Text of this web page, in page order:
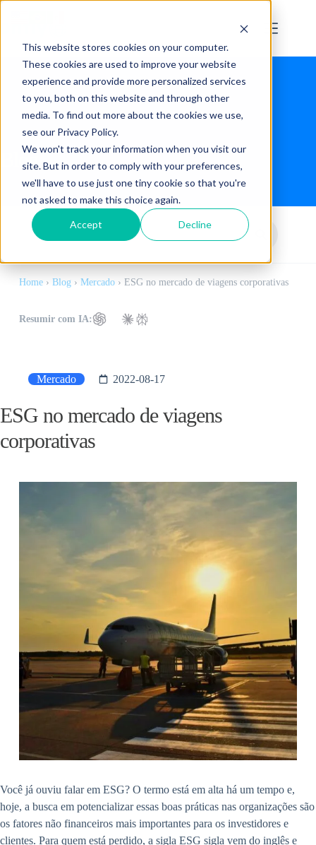
This website stores cookies on your computer.
These cookies are used to improve your website
experience and provide more personalized services
to you, both on this website and through other
media. To find out more about the cookies we use,
see our Privacy Policy.
We won't track your information when you visit our
site. But in order to comply with your preferences,
we'll have to use just one tiny cookie so that you're
not asked to make this choice again.
Accept Decline
Blog
Home› Blog› Mercado› ESG no mercado de viagens corporativas
Resumir com IA:
Mercado 2022-08-17
ESG no mercado de viagens
corporativas
Você já ouviu falar em ESG? O termo está em alta há um tempo e,
hoje, a busca em potencializar essas boas práticas nas organizações são
os fatores não financeiros mais importantes para os investidores e
clientes. Para quem está perdido, a sigla ESG sigla vem do inglês e